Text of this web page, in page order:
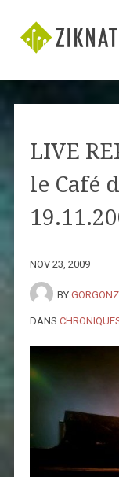
LIVE
le Café
NOV 23, 2009
BY
DANS